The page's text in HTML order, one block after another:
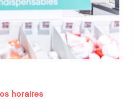
horaires